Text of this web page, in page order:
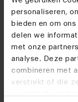
personaliseren,
bieden en om
delen we
met onze
analyse. Deze
combineren met
verstrekt of die